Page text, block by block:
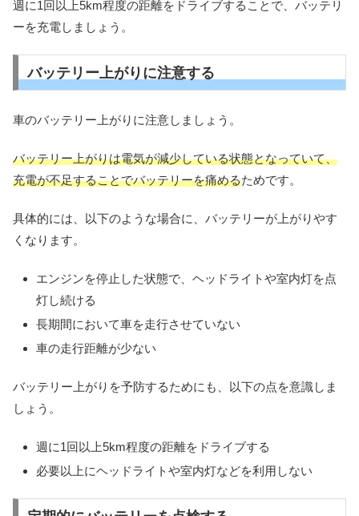
週に1回以上5km程度の距離をドライブすることで、バッテリ
ーを充電しましょう。
バッテリー上がりに注意する
車のバッテリー上がりに注意しましょう。
バッテリー上がりは電気が減少している状態となっていて、
充電が不足することでバッテリーを痛めるためです。
具体的には、以下のような場合に、バッテリーが上がりやす
くなります。
エンジンを停止した状態で、ヘッドライトや室内灯を点
灯し続ける
長期間において車を走行させていない
車の走行距離が少ない
バッテリー上がりを予防するためにも、以下の点を意識しま
しょう。
週に1回以上5km程度の距離をドライブする
必要以上にヘッドライトや室内灯などを利用しない